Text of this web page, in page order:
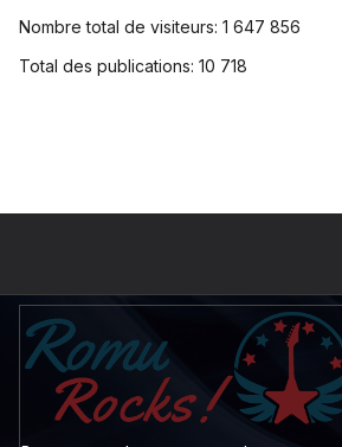
Nombre total de visiteurs: 1 647 856
Total des publications: 10 718